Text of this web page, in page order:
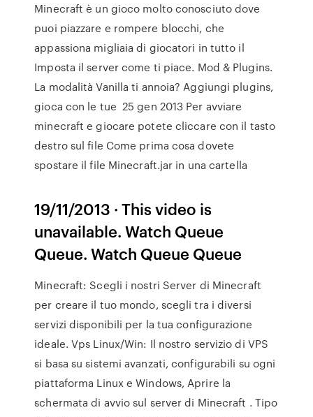
Minecraft è un gioco molto conosciuto dove
puoi piazzare e rompere blocchi, che
appassiona migliaia di giocatori in tutto il
Imposta il server come ti piace. Mod & Plugins.
La modalità Vanilla ti annoia? Aggiungi plugins,
gioca con le tue 25 gen 2013 Per avviare
minecraft e giocare potete cliccare con il tasto
destro sul file Come prima cosa dovete
spostare il file Minecraft.jar in una cartella
19/11/2013 · This video is
unavailable. Watch Queue
Queue. Watch Queue Queue
Minecraft: Scegli i nostri Server di Minecraft
per creare il tuo mondo, scegli tra i diversi
servizi disponibili per la tua configurazione
ideale. Vps Linux/Win: Il nostro servizio di VPS
si basa su sistemi avanzati, configurabili su ogni
piattaforma Linux e Windows, Aprire la
schermata di avvio sul server di Minecraft . Tipo